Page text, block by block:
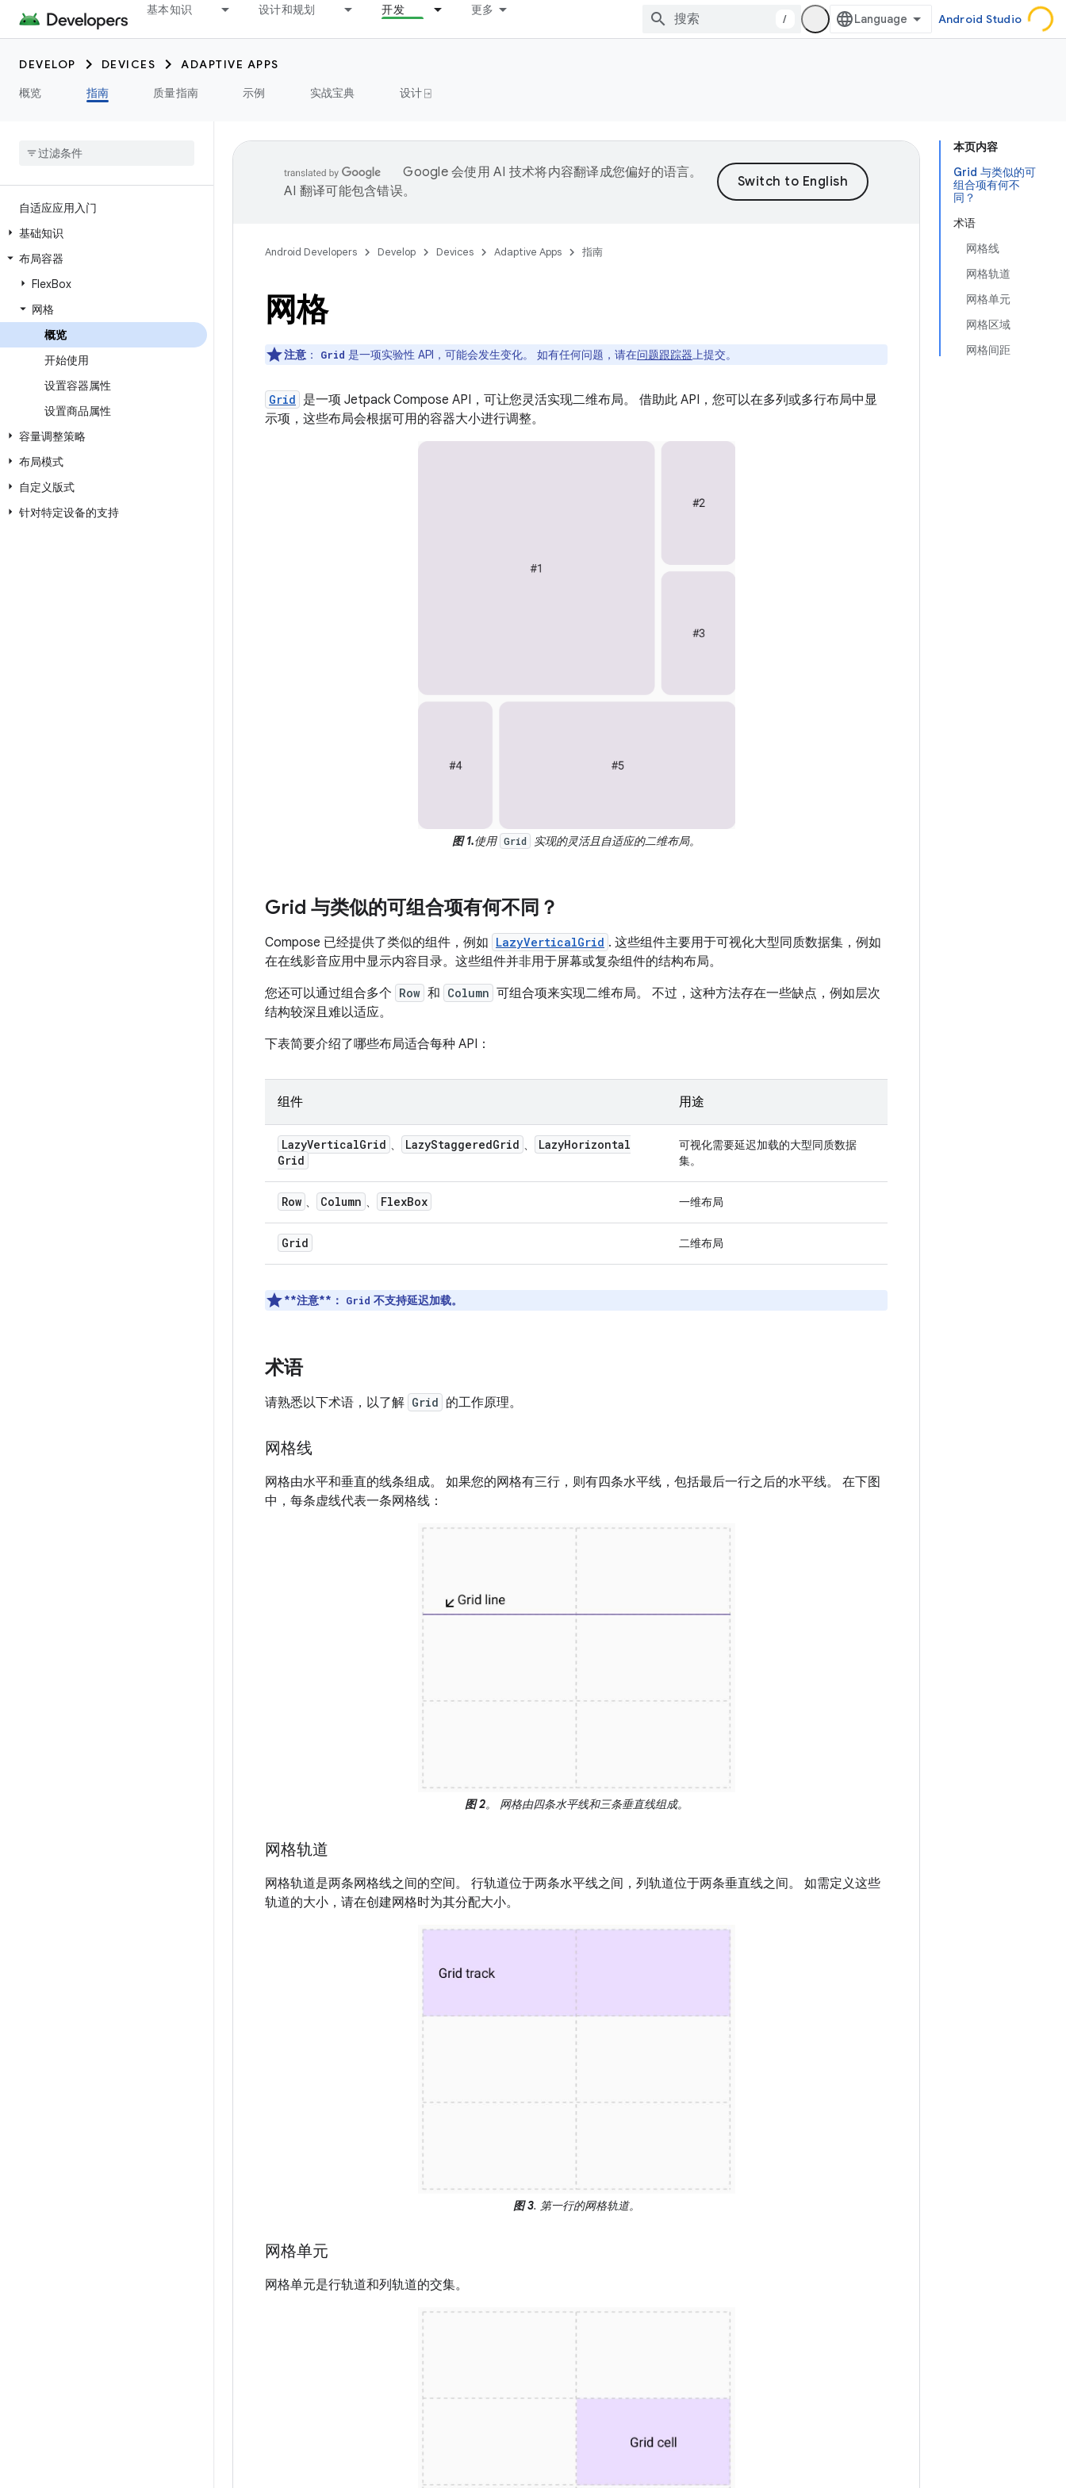
基本知识 设计和规划 开发 更多
/ Android Studio
DEVELOP DEVICES
ADAPTIVE APPS
概览
指南 质量指南 示例 实战宝典 设计 ⍈
自适应应用入门
基础知识
布局容器
FlexBox
网格
概览
开始使用
设置容器属性
设置商品属性
容量调整策略
布局模式
自定义版式
针对特定设备的支持
本页内容
Grid 与类似的可
组合项有何不
同？
术语
网格线
网格轨道
网格单元
网格区域
网格间距
Google 会使用 AI 技术将内容翻译成您偏好的语言。
AI 翻译可能包含错误。
Android Developers Develop Devices Adaptive Apps 指南
网格
注意 ： Grid 是一项实验性 API，可能会发生变化。 如有任何问题，请在问题跟踪器上提交。
Grid 是一项 Jetpack Compose API，可让您灵活实现二维布局。 借助此 API，您可以在多列或多行布局中显
示项，这些布局会根据可用的容器大小进行调整。
图 1.使用 Grid 实现的灵活且自适应的二维布局。
Grid 与类似的可组合项有何不同？
Compose 已经提供了类似的组件，例如 LazyVerticalGrid . 这些组件主要用于可视化大型同质数据集，例如
在在线影音应用中显示内容目录。这些组件并非用于屏幕或复杂组件的结构布局。
您还可以通过组合多个 Row 和 Column 可组合项来实现二维布局。 不过，这种方法存在一些缺点，例如层次
结构较深且难以适应。
下表简要介绍了哪些布局适合每种 API：
组件 用途
LazyVerticalGrid 、 LazyStaggeredGrid 、 LazyHorizontal
Grid
可视化需要延迟加载的大型同质数据
集。
Row 、 Column 、 FlexBox 一维布局
Grid 二维布局
**注意**： Grid 不支持延迟加载。
术语
请熟悉以下术语，以了解 Grid 的工作原理。
网格线
网格由水平和垂直的线条组成。 如果您的网格有三行，则有四条水平线，包括最后一行之后的水平线。 在下图
中，每条虚线代表一条网格线：
图 2。 网格由四条水平线和三条垂直线组成。
网格轨道
网格轨道是两条网格线之间的空间。 行轨道位于两条水平线之间，列轨道位于两条垂直线之间。 如需定义这些
轨道的大小，请在创建网格时为其分配大小。
图 3. 第一行的网格轨道。
网格单元
网格单元是行轨道和列轨道的交集。